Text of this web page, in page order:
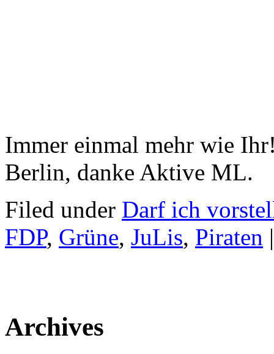
Immer einmal mehr wie
Berlin, danke Aktive ML.
Filed under Darf ich
FDP, Grüne, JuLis, Piraten |
Archives